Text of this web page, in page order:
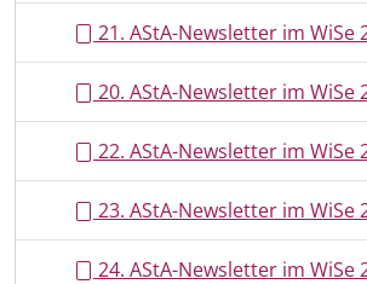
21. AStA-Newsletter im WiSe
20. AStA-Newsletter im WiSe
22. AStA-Newsletter im WiSe
23. AStA-Newsletter im WiSe
24. AStA-Newsletter im WiSe